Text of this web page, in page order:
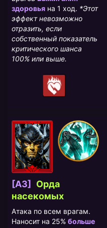
здоровья на 1 ход. *Этот
эффект невозможно
отразить, если
собственный показатель
критического шанса
100% или выше.
[A3]
Орда
насекомых
Атака по всем врагам.
Наносит на 25% больше